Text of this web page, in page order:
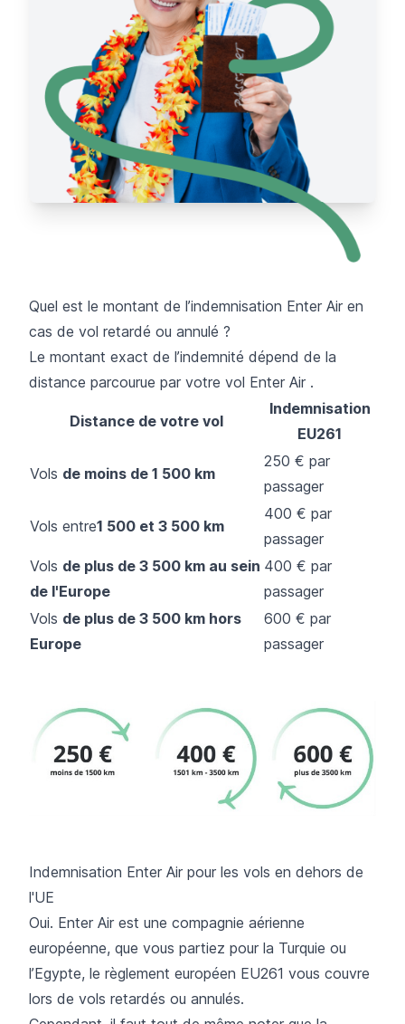
Quel est le montant de l’indemnisation Enter Air en
cas de vol retardé ou annulé ?
Le montant exact de l’indemnité dépend de la
distance parcourue par votre vol Enter Air .
Distance de votre vol
Indemnisation
EU261
Vols de moins de 1 500 km
250 € par
passager
Vols entre1 500 et 3 500 km
400 € par
passager
Vols de plus de 3 500 km au sein
de l'Europe
400 € par
passager
Vols de plus de 3 500 km hors
Europe
600 € par
passager
Indemnisation Enter Air pour les vols en dehors de
l'UE
Oui. Enter Air est une compagnie aérienne
européenne, que vous partiez pour la Turquie ou
l’Egypte, le règlement européen EU261 vous couvre
lors de vols retardés ou annulés.